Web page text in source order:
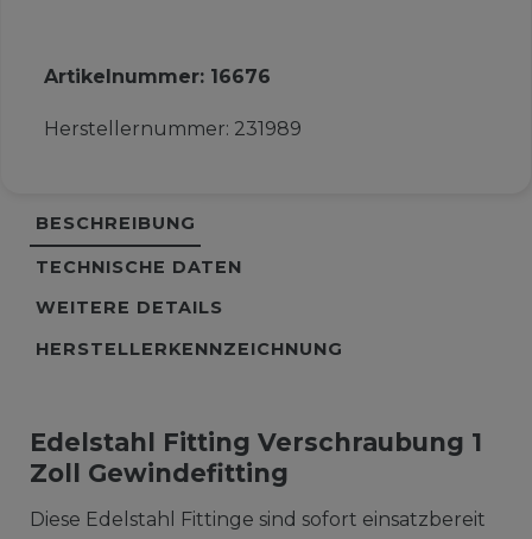
Artikelnummer: 16676
Herstellernummer: 231989
BESCHREIBUNG
TECHNISCHE DATEN
WEITERE DETAILS
HERSTELLERKENNZEICHNUNG
Edelstahl Fitting Verschraubung 1
Zoll Gewindefitting
Diese Edelstahl Fittinge sind sofort einsatzbereit